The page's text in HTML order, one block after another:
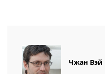
Чжан Вэй